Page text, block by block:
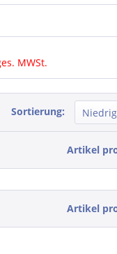
MWSt.
Sortierung:
Artikel
Artikel